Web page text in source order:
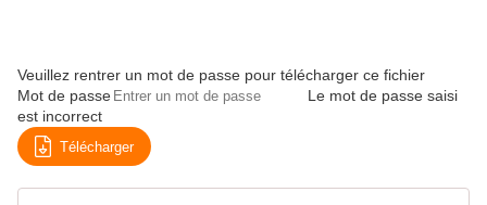
Veuillez rentrer un mot de passe pour télécharger ce fichier
Mot de passe
Le mot de passe saisi
est incorrect
Télécharger